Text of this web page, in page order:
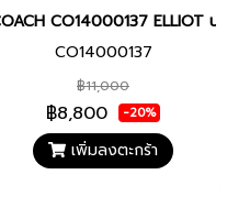
นาฬิกาข้อมือ นาฬิกาผู้หญิง
CO14000137 ELLIOT
CO14000137
฿11,000
฿8,800 -20%
เพิ่มลงตะกร้า